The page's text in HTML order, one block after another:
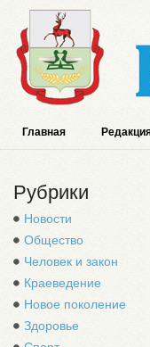
Главная
Рубрики
Новости
Общество
Человек и закон
Краеведение
Новое поколение
Здоровье